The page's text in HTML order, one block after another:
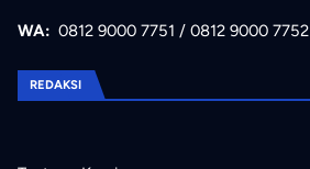
WA: 0812 9000 7751 / 0812 9000 7752
REDAKSI